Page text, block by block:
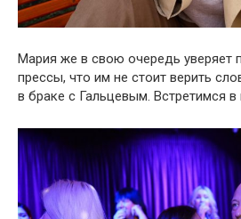
Мария же в свою очередь уверяет
прессы, что им не стоит верить
в браке с Гальцевым. Встретимся в